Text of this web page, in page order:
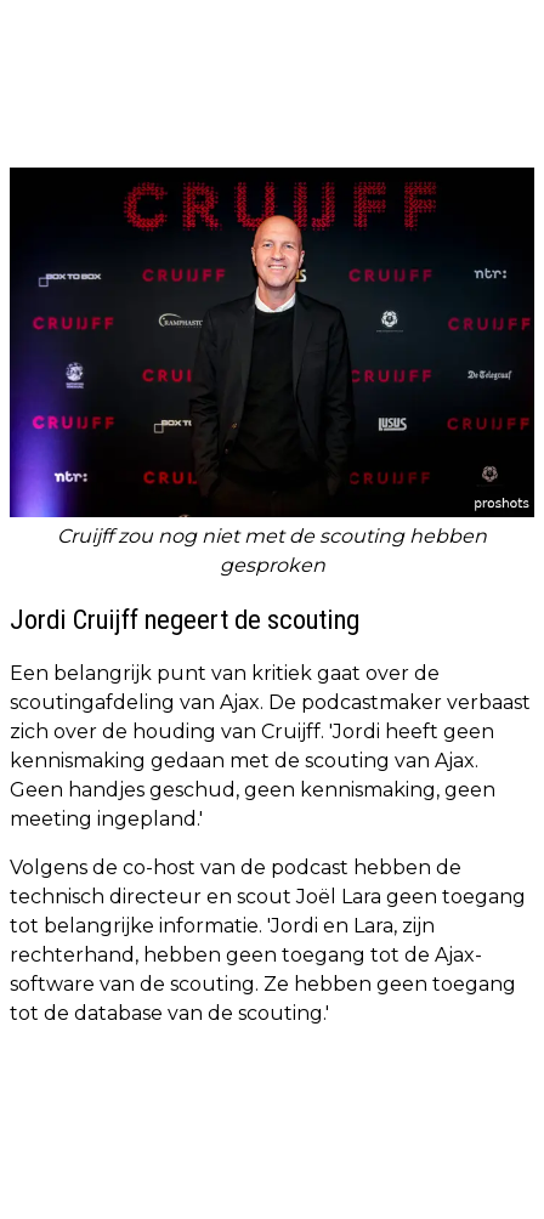
Cruijff zou nog niet met de scouting hebben
gesproken
Jordi Cruijff negeert de scouting
Een belangrijk punt van kritiek gaat over de
scoutingafdeling van Ajax. De podcastmaker verbaast
zich over de houding van Cruijff. 'Jordi heeft geen
kennismaking gedaan met de scouting van Ajax.
Geen handjes geschud, geen kennismaking, geen
meeting ingepland.'
Volgens de co-host van de podcast hebben de
technisch directeur en scout Joël Lara geen toegang
tot belangrijke informatie. 'Jordi en Lara, zijn
rechterhand, hebben geen toegang tot de Ajax-
software van de scouting. Ze hebben geen toegang
tot de database van de scouting.'